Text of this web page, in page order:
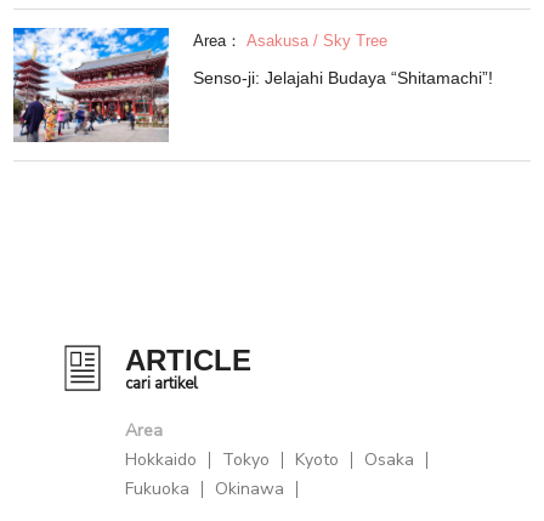
Area： Asakusa / Sky Tree
Senso-ji: Jelajahi Budaya “Shitamachi”!
ARTICLE
cari artikel
Area
Hokkaido
Tokyo Kyoto
Osaka
Fukuoka
Okinawa